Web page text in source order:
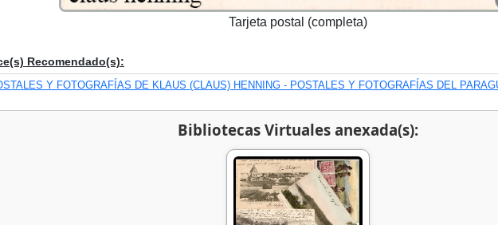
Tarjeta postal (completa)
Recomendado(s):
Y FOTOGRAFÍAS DE KLAUS (CLAUS) HENNING - POSTALES Y FOTOGRAFÍAS DEL
Bibliotecas Virtuales anexada(s):